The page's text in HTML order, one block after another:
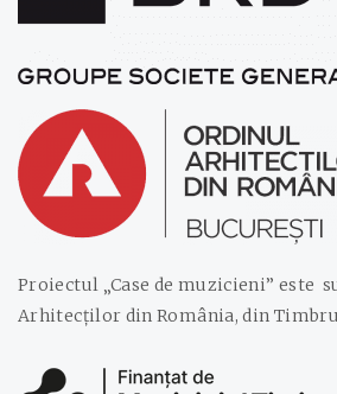
Proiectul „Case de muzicieni” este
Arhitecților din România, din